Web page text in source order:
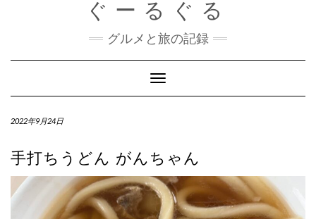
ぐーるぐる
グルメと旅の記録
Toggle
Navigation
2022年9月24日
手打ちうどん がんちゃん